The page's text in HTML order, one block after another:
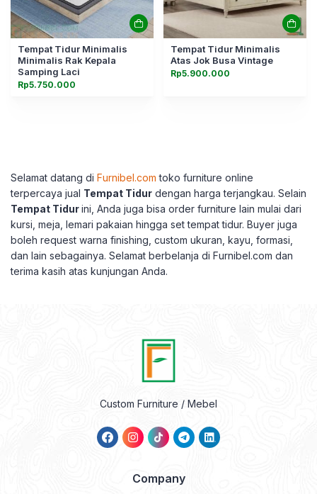
Tempat Tidur Minimalis
Minimalis Rak Kepala
Samping Laci
Rp5.750.000
Tempat Tidur Minimalis
Atas Jok Busa Vintage
Rp5.900.000
Selamat datang di Furnibel.com toko furniture online
terpercaya jual Tempat Tidur dengan harga terjangkau. Selain
Tempat Tidurini, Anda juga bisa order furniture lain mulai dari
kursi, meja, lemari pakaian hingga set tempat tidur. Buyer juga
boleh request warna finishing, custom ukuran, kayu, formasi,
dan lain sebagainya. Selamat berbelanja di Furnibel.com dan
terima kasih atas kunjungan Anda.
Custom Furniture / Mebel
Company